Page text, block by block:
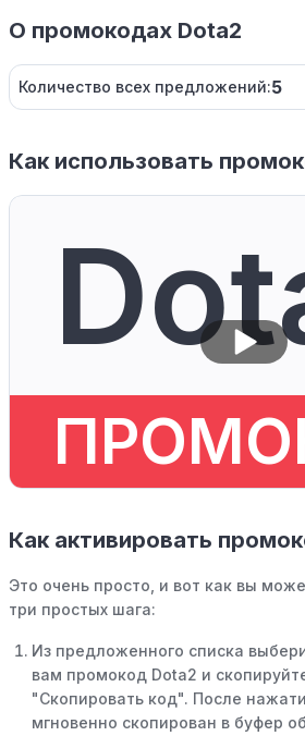
О промокодах Dota2
Количество всех предложений:5
Как использовать
Как активировать
Это очень просто, и вот как вы
три простых шага:
Из предложенного списка
вам промокод Dota2 и
"Скопировать код". После
мгновенно скопирован в буфер